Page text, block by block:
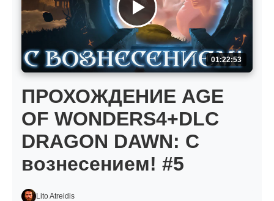
01:22:53
ПРОХОЖДЕНИЕ AGE
OF WONDERS4+DLC
DRAGON DAWN: С
вознесением! #5
Lito Atreidis